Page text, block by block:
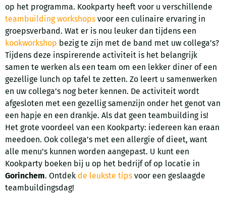
op het programma. Kookparty heeft voor u verschillende
teambuilding workshops voor een culinaire ervaring in
groepsverband. Wat er is nou leuker dan tijdens een
kookworkshop bezig te zijn met de band met uw collega’s?
Tijdens deze inspirerende activiteit is het belangrijk
samen te werken als een team om een lekker diner of een
gezellige lunch op tafel te zetten. Zo leert u samenwerken
en uw collega’s nog beter kennen. De activiteit wordt
afgesloten met een gezellig samenzijn onder het genot van
een hapje en een drankje. Als dat geen teambuilding is!
Het grote voordeel van een Kookparty: iedereen kan eraan
meedoen. Ook collega’s met een allergie of dieet, want
alle menu’s kunnen worden aangepast. U kunt een
Kookparty boeken bij u op het bedrijf of op locatie in
Gorinchem. Ontdek de leukste tips voor een geslaagde
teambuildingsdag!